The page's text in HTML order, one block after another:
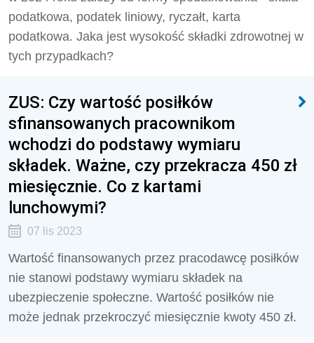
podatkowa, podatek liniowy, ryczałt, karta
podatkowa. Jaka jest wysokość składki zdrowotnej w
tych przypadkach?
ZUS: Czy wartość posiłków
sfinansowanych pracownikom
wchodzi do podstawy wymiaru
składek. Ważne, czy przekracza 450 zł
miesięcznie. Co z kartami
lunchowymi?
07 lis 2023
Wartość finansowanych przez pracodawcę posiłków
nie stanowi podstawy wymiaru składek na
ubezpieczenie społeczne. Wartość posiłków nie
może jednak przekroczyć miesięcznie kwoty 450 zł.